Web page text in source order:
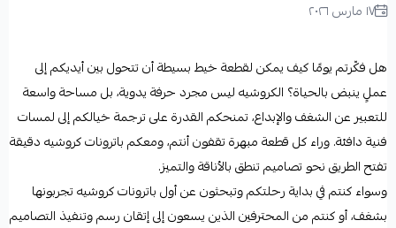
١٧ مارس ٢٠٢٦
هل فكّرتم يومًا كيف يمكن لقطعة خيط بسيطة أن تتحول بين أيديكم إلى
عملٍ ينبض بالحياة؟ الكروشيه ليس مجرد حرفة يدوية، بل مساحة واسعة
للتعبير عن الشغف والإبداع، تمنحكم القدرة على ترجمة خيالكم إلى لمسات
فنية دافئة. وراء كل قطعة مبهرة تقفون أنتم، ومعكم باترونات كروشيه دقيقة
تفتح الطريق نحو تصاميم تنطق بالأناقة والتميز.
وسواء كنتم في بداية رحلتكم وتبحثون عن أول باترونات كروشيه تجربونها
بشغف، أو كنتم من المحترفين الذين يسعون إلى إتقان رسم وتنفيذ التصاميم